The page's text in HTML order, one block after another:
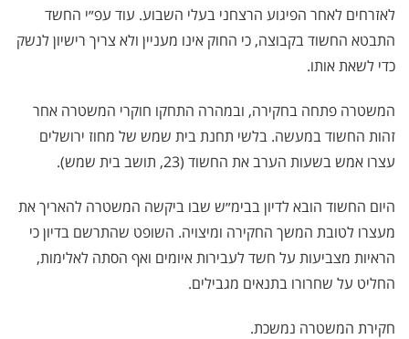
לאזרחים לאחר הפיגוע הרצחני בעלי השבוע. עוד עפ״י החשד
התבטא החשוד בקבוצה, כי החוק אינו מעניין ולא צריך רישיון לנשק
כדי לשאת אותו.
המשטרה פתחה בחקירה, ובמהרה התחקו חוקרי המשטרה אחר
זהות החשוד במעשה. בלשי תחנת בית שמש של מחוז ירושלים
עצרו אמש בשעות הערב את החשוד (23, תושב בית שמש).
היום החשוד הובא לדיון בבימ״ש שבו ביקשה המשטרה להאריך את
מעצרו לטובת המשך החקירה ומיצויה. השופט שהתרשם בדיון כי
הראיות מצביעות על חשד לעבירות איומים ואף הסתה לאלימות,
החליט על שחרורו בתנאים מגבילים.
חקירת המשטרה נמשכת.